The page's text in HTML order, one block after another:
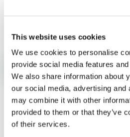
This website uses cookies
We use cookies to personalise
provide social media features
We also share information about
our social media, advertising and
may combine it with other
provided to them or that they’ve
of their services.
ÚLTIMAS